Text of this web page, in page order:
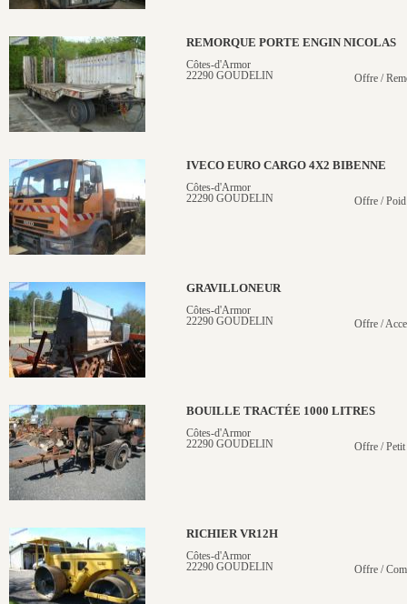
REMORQUE PORTE ENGIN NICOLAS
Côtes-d'Armor
22290 GOUDELIN
Offre /
IVECO EURO CARGO 4X2 BIBENNE
Côtes-d'Armor
22290 GOUDELIN
Offre /
GRAVILLONEUR
Côtes-d'Armor
22290 GOUDELIN
Offre /
BOUILLE TRACTÉE 1000 LITRES
Côtes-d'Armor
22290 GOUDELIN
Offre / Petit
RICHIER VR12H
Côtes-d'Armor
22290 GOUDELIN
Offre /